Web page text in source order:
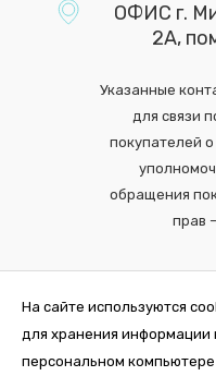
ОФИС г.
2А,
Указанные
для связи
покупателей
обращения
прав
На сайте используются
для хранения информации
персональном компьютере